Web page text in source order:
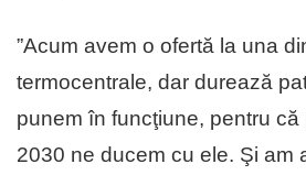
”Acum avem o ofertă la una
termocentrale, dar durează
punem în funcţiune, pentru
2030 ne ducem cu ele. Şi am